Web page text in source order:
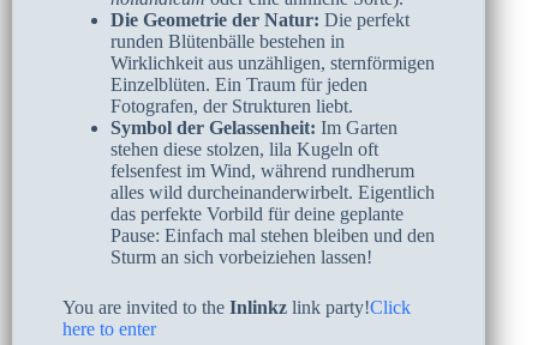
Die Geometrie der Natur: Die perfekt
runden Blütenbälle bestehen in
Wirklichkeit aus unzähligen, sternförmigen
Einzelblüten. Ein Traum für jeden
Fotografen, der Strukturen liebt.
Symbol der Gelassenheit: Im Garten
stehen diese stolzen, lila Kugeln oft
felsenfest im Wind, während rundherum
alles wild durcheinanderwirbelt. Eigentlich
das perfekte Vorbild für deine geplante
Pause: Einfach mal stehen bleiben und den
Sturm an sich vorbeiziehen lassen!
You are invited to the Inlinkz link party!Click
here to enter